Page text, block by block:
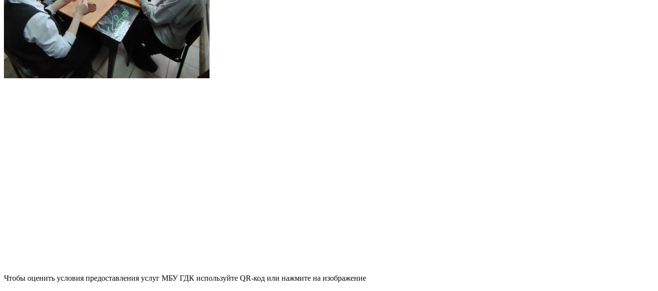
Чтобы оценить условия предоставления услуг МБУ ГДК используйте QR-код или нажмите на изображение